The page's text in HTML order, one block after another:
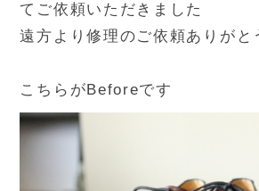
てご依頼いただきました
遠方より修理のご依頼ありがと
こちらがBeforeです